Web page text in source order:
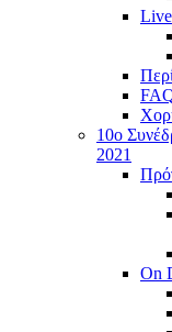
Live
10o
2021
On